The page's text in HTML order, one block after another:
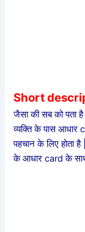
Short
जैसा की सब को पता
व्यक्ति के पास आधार
पहचान के लिए होता
के आधार card के साथ